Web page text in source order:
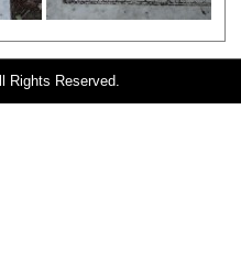
Rights Reserved.